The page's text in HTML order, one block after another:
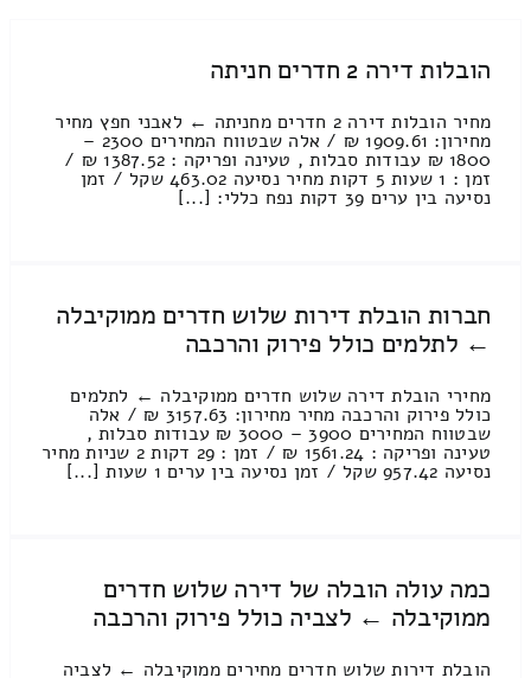
הובלות דירה 2 חדרים חניתה
מחיר הובלות דירה 2 חדרים מחניתה ← לאבני חפץ מחיר
מחירון: 1909.61 ₪ / אלה שבטווח המחירים 2300 –
1800 ₪ עבודות סבלות , טעינה ופריקה : 1387.52 ₪ /
זמן : 1 שעות 5 דקות מחיר נסיעה 463.02 שקל / זמן
נסיעה בין ערים 39 דקות נפח כללי: [...]
חברות הובלת דירות שלוש חדרים ממוקיבלה
← לתלמים כולל פירוק והרכבה
מחירי הובלת דירה שלוש חדרים ממוקיבלה ← לתלמים
כולל פירוק והרכבה מחיר מחירון: 3157.63 ₪ / אלה
שבטווח המחירים 3900 – 3000 ₪ עבודות סבלות ,
טעינה ופריקה : 1561.24 ₪ / זמן : 29 דקות 2 שניות מחיר
נסיעה 957.42 שקל / זמן נסיעה בין ערים 1 שעות [...]
כמה עולה הובלה של דירה שלוש חדרים
ממוקיבלה ← לצביה כולל פירוק והרכבה
הובלת דירות שלוש חדרים מחירים ממוקיבלה ← לצביה